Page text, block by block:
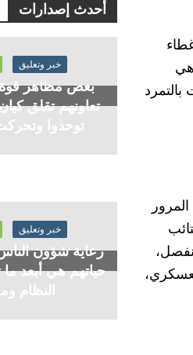
أحدث إصدارات
خبر وتعليق
بعض مظاهر قوة
تعاونهم تقلق
توحدوا
خبر وتعليق
رعاية شؤون
حياتهم هي أبعد
النظام
هي